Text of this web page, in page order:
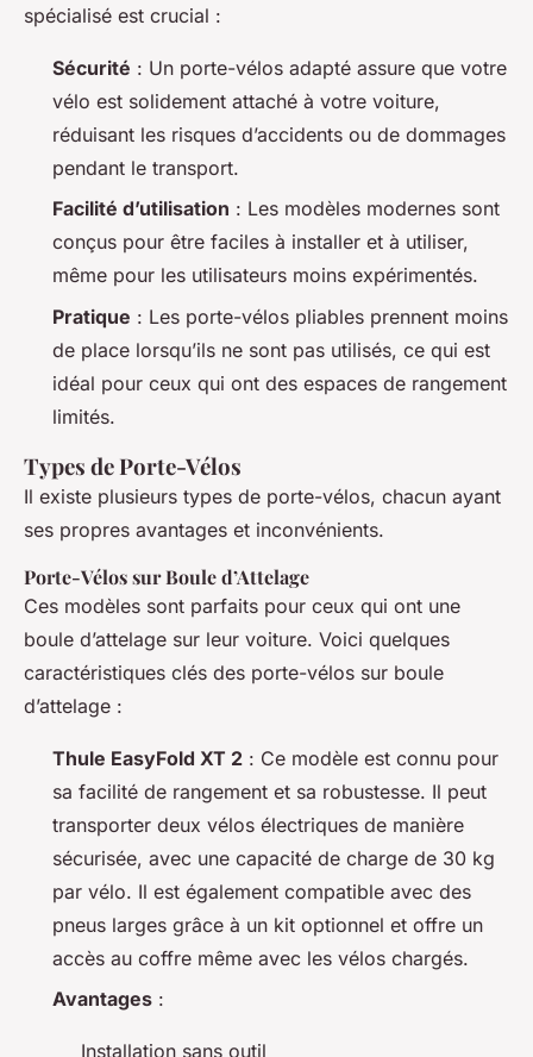
spécialisé est crucial :
Sécurité : Un porte-vélos adapté assure que votre
vélo est solidement attaché à votre voiture,
réduisant les risques d’accidents ou de dommages
pendant le transport.
Facilité d’utilisation : Les modèles modernes sont
conçus pour être faciles à installer et à utiliser,
même pour les utilisateurs moins expérimentés.
Pratique : Les porte-vélos pliables prennent moins
de place lorsqu’ils ne sont pas utilisés, ce qui est
idéal pour ceux qui ont des espaces de rangement
limités.
Types de Porte-Vélos
Il existe plusieurs types de porte-vélos, chacun ayant
ses propres avantages et inconvénients.
Porte-Vélos sur Boule d’Attelage
Ces modèles sont parfaits pour ceux qui ont une
boule d’attelage sur leur voiture. Voici quelques
caractéristiques clés des porte-vélos sur boule
d’attelage :
Thule EasyFold XT 2 : Ce modèle est connu pour
sa facilité de rangement et sa robustesse. Il peut
transporter deux vélos électriques de manière
sécurisée, avec une capacité de charge de 30 kg
par vélo. Il est également compatible avec des
pneus larges grâce à un kit optionnel et offre un
accès au coffre même avec les vélos chargés.
Avantages :
Installation sans outil